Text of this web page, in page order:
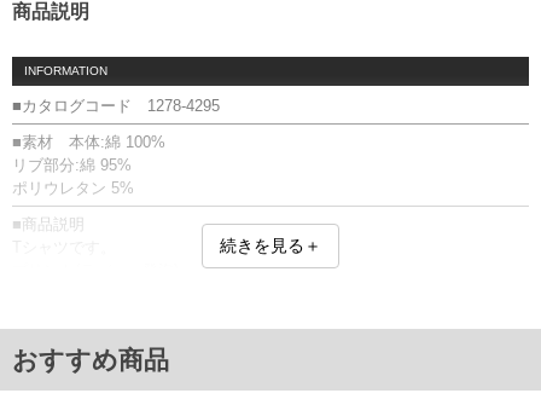
商品説明
INFORMATION
■カタログコード 1278-4295
■素材 本体:綿 100%
リブ部分:綿 95%
ポリウレタン 5%
■商品説明
サイズ/バスト/総丈/裾周り/肩幅/袖丈
3L/130/76/130/58/24
4L/140/78/140/60/25
続きを見る＋
おすすめ商品